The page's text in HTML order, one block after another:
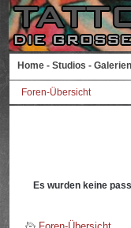
Home - Studios - Galerien
Foren-Übersicht
Es wurden keine